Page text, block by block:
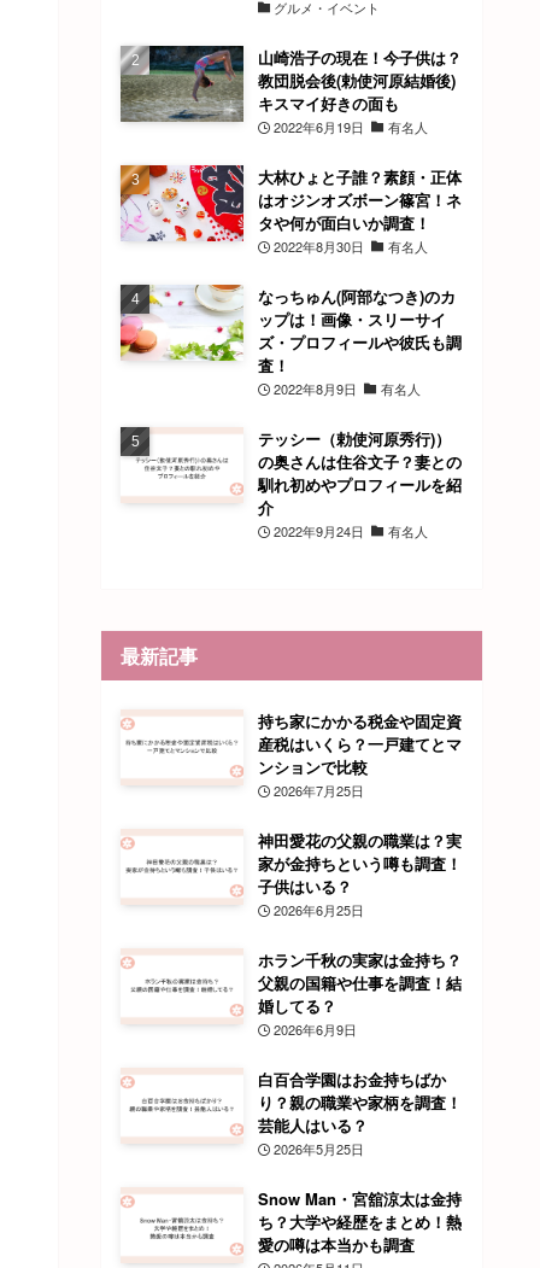
グルメ・イベント
山崎浩子の現在！今子供は？
教団脱会後(勅使河原結婚後)
キスマイ好きの面も
2022年6月19日 有名人
大林ひょと子誰？素顔・正体
はオジンオズボーン篠宮！ネ
タや何が面白いか調査！
2022年8月30日 有名人
なっちゅん(阿部なつき)のカ
ップは！画像・スリーサイ
ズ・プロフィールや彼氏も調
査！
2022年8月9日 有名人
テッシー（勅使河原秀行)）
の奥さんは住谷文子？妻との
馴れ初めやプロフィールを紹
介
2022年9月24日 有名人
最新記事
持ち家にかかる税金や固定資
産税はいくら？一戸建てとマ
ンションで比較
2026年7月25日
神田愛花の父親の職業は？実
家が金持ちという噂も調査！
子供はいる？
2026年6月25日
ホラン千秋の実家は金持ち？
父親の国籍や仕事を調査！結
婚してる？
2026年6月9日
白百合学園はお金持ちばか
り？親の職業や家柄を調査！
芸能人はいる？
2026年5月25日
Snow Man・宮舘涼太は金持
ち？大学や経歴をまとめ！熱
愛の噂は本当かも調査